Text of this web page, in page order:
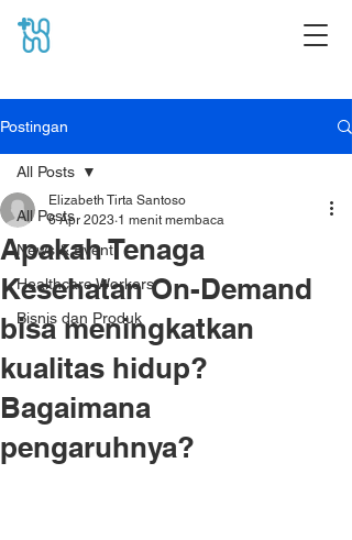
Postingan
All Posts
News & Event
Healthcare Workers
Bisnis dan Produk
All Posts
Apakah Tenaga
Kesehatan On-Demand
bisa meningkatkan
kualitas hidup?
Bagaimana
pengaruhnya?
Elizabeth Tirta Santoso
6 Apr 2023 1 menit membaca